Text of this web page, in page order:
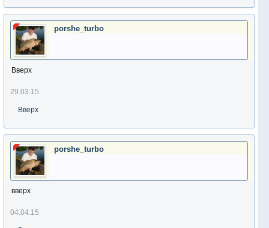
porshe_turbo
Вверх
29.03.15
Вверх
porshe_turbo
вверх
04.04.15